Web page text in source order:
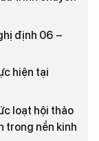
định 06 –
hiện tại
loạt hội thảo
trong nền kinh